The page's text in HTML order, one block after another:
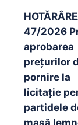
47/2026
aprobarea
prețurilor
pornire la
licitație
partidele
masă